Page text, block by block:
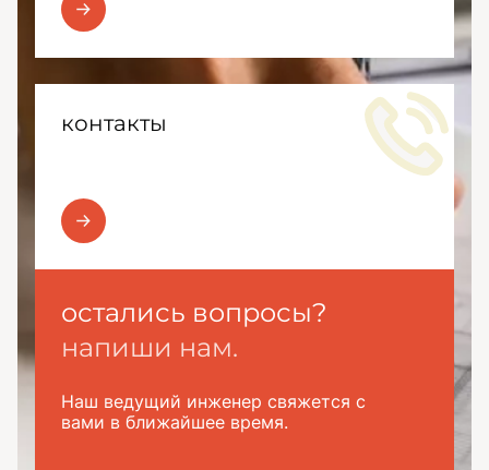
контакты
остались вопросы?
напиши нам.
Наш ведущий инженер свяжется с
вами в ближайшее время.